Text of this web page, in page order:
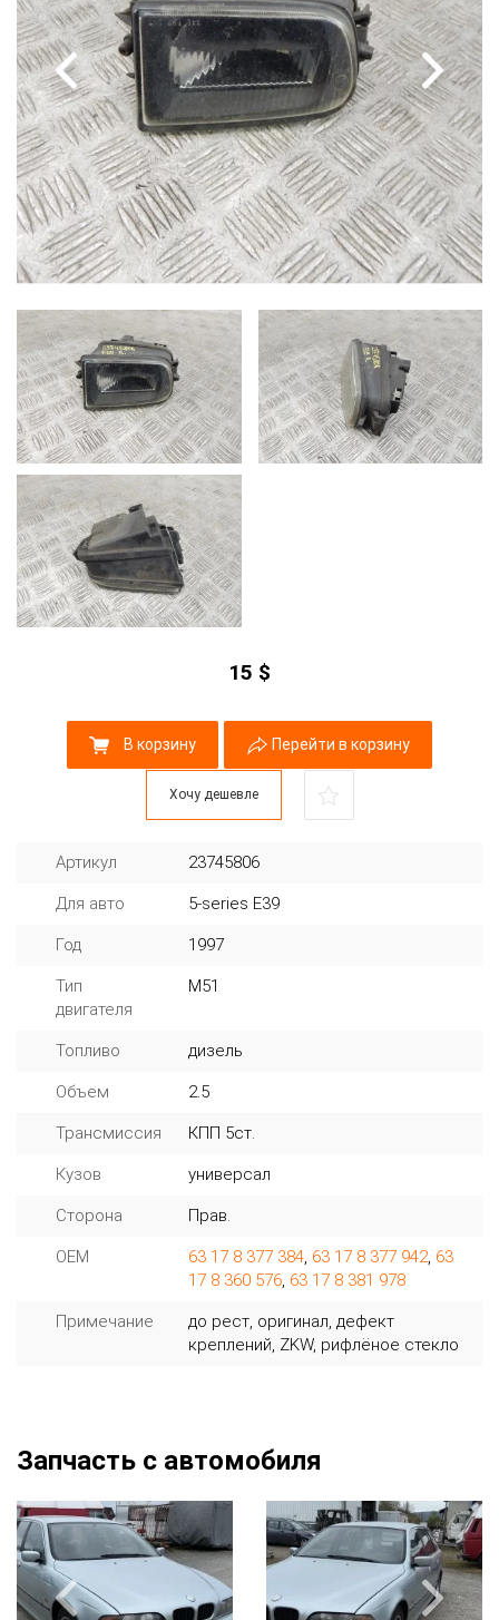
15 $
В корзину Перейти в корзину
Хочу дешевле
Артикул 23745806
Для авто 5-series E39
Год 1997
Тип
двигателя
M51
Топливо дизель
Объем 2.5
Трансмиссия КПП 5ст.
Кузов универсал
Сторона Прав.
OEM 63 17 8 377 384, 63 17 8 377 942, 63
17 8 360 576, 63 17 8 381 978
Примечание
до рест, оригинал, дефект
креплений, ZKW, рифлёное стекло
Запчасть с автомобиля